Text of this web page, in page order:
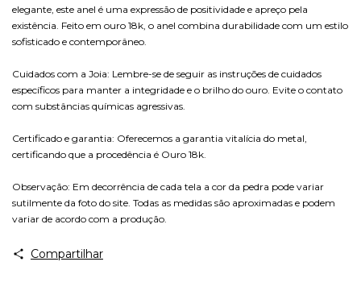
elegante, este anel é uma expressão de positividade e apreço pela
existência. Feito em ouro 18k, o anel combina durabilidade com um estilo
sofisticado e contemporâneo.
Cuidados com a Joia: Lembre-se de seguir as instruções de cuidados
específicos para manter a integridade e o brilho do ouro. Evite o contato
com substâncias químicas agressivas.
Certificado e garantia: Oferecemos a garantia vitalícia do metal,
certificando que a procedência é Ouro 18k.
Observação: Em decorrência de cada tela a cor da pedra pode variar
sutilmente da foto do site. Todas as medidas são aproximadas e podem
variar de acordo com a produção.
Compartilhar